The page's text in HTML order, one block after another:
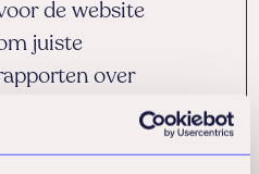
de website
juiste
over
het gebruik van